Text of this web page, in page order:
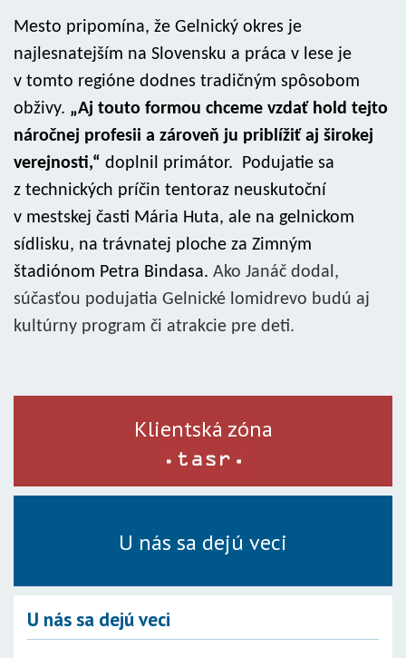
Mesto pripomína, že Gelnický okres je
najlesnatejším na Slovensku a práca v lese je
v tomto regióne dodnes tradičným spôsobom
obživy. „Aj touto formou chceme vzdať hold tejto
náročnej profesii a zároveň ju priblížiť aj širokej
verejnosti,“ doplnil primátor. Podujatie sa
z technických príčin tentoraz neuskutoční
v mestskej časti Mária Huta, ale na gelnickom
sídlisku, na trávnatej ploche za Zimným
štadiónom Petra Bindasa. Ako Janáč dodal,
súčasťou podujatia Gelnické lomidrevo budú aj
kultúrny program či atrakcie pre deti.
Klientská zóna
U nás sa dejú veci
U nás sa dejú veci